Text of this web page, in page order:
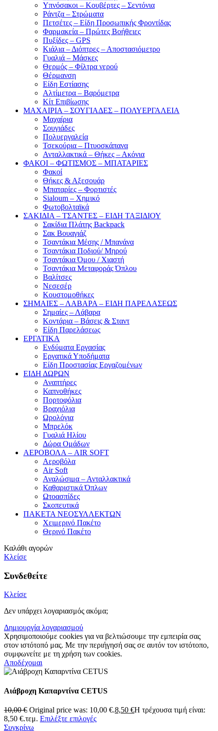
Υπνόσακοι – Κουβέρτες – Σεντόνια
Ράντζα – Στρώματα
Πετσέτες – Είδη Προσωπικής Φροντίδας
Φαρμακεία – Πρώτες Βοήθειες
Πυξίδες – GPS
Κιάλια – Διόπτρες – Αποστασιόμετρο
Γυαλιά – Μάσκες
Θερμός – Φίλτρα νερού
Θέρμανση
Είδη Εστίασης
Αλτίμετρα – Βαρόμετρα
Κίτ Επιβίωσης
ΜΑΧΑΙΡΙΑ – ΣΟΥΓΙΑΔΕΣ – ΠΟΛΥΕΡΓΑΛΕΙΑ
Μαχαίρια
Σουγιάδες
Πολυεργαλεία
Τσεκούρια – Πτυοσκάπανα
Ανταλλακτικά – Θήκες – Ακόνια
ΦΑΚΟΙ – ΦΩΤΙΣΜΟΣ – ΜΠΑΤΑΡΙΕΣ
Φακοί
Θήκες & Αξεσουάρ
Μπαταρίες – Φορτιστές
Sialoum – Χημικό
Φωτοβολταϊκά
ΣΑΚΙΔΙΑ – ΤΣΑΝΤΕΣ – ΕΙΔΗ ΤΑΞΙΔΙΟΥ
Σακίδια Πλάτης Backpack
Σακ Βουαγιάζ
Τσαντάκια Μέσης / Μπανάνα
Τσαντάκια Ποδιού/ Μηρού
Τσαντάκια Όμου / Χιαστή
Τσαντάκια Μεταφοράς Όπλου
Βαλίτσες
Νεσεσέρ
Κουστομοθήκες
ΣΗΜΑΙΕΣ – ΛΑΒΑΡΑ – ΕΙΔΗ ΠΑΡΕΛΑΣΕΩΣ
Σημαίες – Λάβαρα
Κοντάρια – Βάσεις & Σταντ
Είδη Παρελάσεως
ΕΡΓΑΤΙΚΑ
Ενδύματα Εργασίας
Εργατικά Υποδήματα
Είδη Προστασίας Εργαζομένων
ΕΙΔΗ ΔΩΡΩΝ
Αναπτήρες
Καπνοθήκες
Πορτοφόλια
Βραχιόλια
Ωρολόγια
Μπρελόκ
Γυαλιά Ηλίου
Δώρα Ομάδων
ΑΕΡΟΒΟΛΑ – AIR SOFT
Αεροβόλα
Air Soft
Αναλώσιμα – Ανταλλακτικά
Καθαριστικά Όπλων
Ωτοασπίδες
Σκοπευτικά
ΠΑΚΕΤΑ ΝΕΟΣΥΛΛΕΚΤΩΝ
Χειμερινό Πακέτο
Θερινό Πακέτο
Καλάθι αγορών
Κλείσε
Συνδεθείτε
Κλείσε
Δεν υπάρχει λογαριασμός ακόμα;
Δημιουργία λογαριασμού
Χρησιμοποιούμε cookies για να βελτιώσουμε την εμπειρία σας
στον ιστότοπό μας. Με την περιήγησή σας σε αυτόν τον ιστότοπο,
συμφωνείτε με τη χρήση των cookies.
Αποδέχομαι
Αιάβροχη Καπαρντίνα CETUS
10,00€ Original price was: 10,00 €.8,50 €Η τρέχουσα τιμή είναι:
8,50 €.τεμ. Επιλέξτε επιλογές
Συγκρίνω